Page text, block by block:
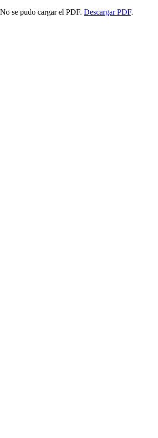
No se pudo cargar el PDF. Descargar PDF.